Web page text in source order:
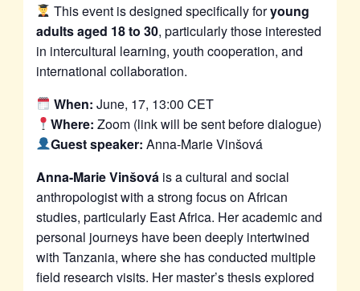
This event is designed specifically foryoung
adults aged 18 to 30, particularly those interested
in intercultural learning, youth cooperation, and
international collaboration.
When: June, 17, 13:00 CET
Where: Zoom (link will be sent before dialogue)
Guest speaker: Anna-Marie Vinšová
Anna-Marie Vinšováis a cultural and social
anthropologist with a strong focus on African
studies, particularly East Africa. Her academic and
personal journeys have been deeply intertwined
with Tanzania, where she has conducted multiple
field research visits. Her master’s thesis explored